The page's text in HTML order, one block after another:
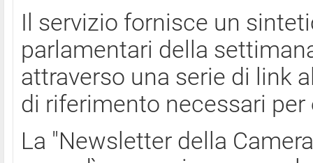
Il servizio fornisce un
parlamentari della
attraverso una serie di link
di riferimento necessari
La "Newsletter della